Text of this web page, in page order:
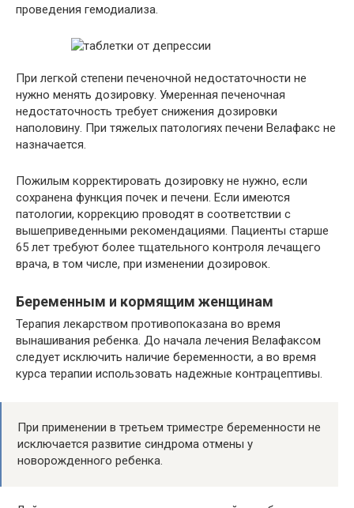
проведения гемодиализа.
При легкой степени печеночной недостаточности не
нужно менять дозировку. Умеренная печеночная
недостаточность требует снижения дозировки
наполовину. При тяжелых патологиях печени Велафакс не
назначается.
Пожилым корректировать дозировку не нужно, если
сохранена функция почек и печени. Если имеются
патологии, коррекцию проводят в соответствии с
вышеприведенными рекомендациями. Пациенты старше
65 лет требуют более тщательного контроля лечащего
врача, в том числе, при изменении дозировок.
Беременным и кормящим женщинам
Терапия лекарством противопоказана во время
вынашивания ребенка. До начала лечения Велафаксом
следует исключить наличие беременности, а во время
курса терапии использовать надежные контрацептивы.
При применении в третьем триместре беременности не
исключается развитие синдрома отмены у
новорожденного ребенка.